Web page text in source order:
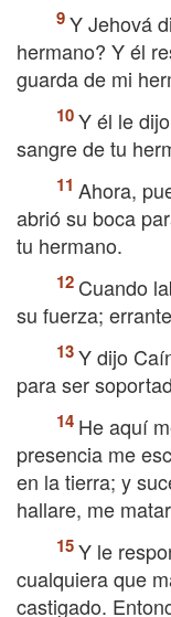
Y Jehová
hermano? Y él
guarda de mi
Y él le
sangre de tu
Ahora,
abrió su boca
tu hermano.
Cuando
su fuerza;
Y dijo
para ser
He aquí
presencia me
en la tierra; y
hallare, me
Y le
cualquiera que
castigado.